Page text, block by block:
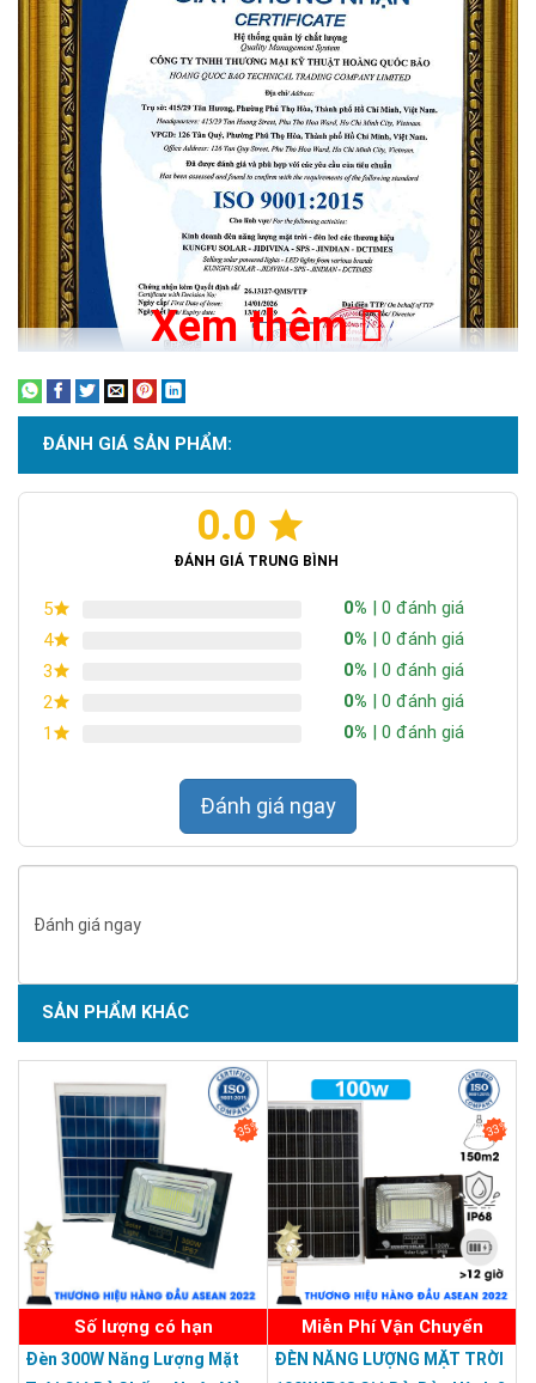
Ngoài khả năng chiếu sáng cực lớn lên đến 400m2,
đèn năng
lượng mặt trời 300Wcòn có các ưu điểm như:
Độ bền:
Sản phẩm có độ bền cao, có thể thể sử dụng liên tục
lên đến 25 năm.
Tự động:Nhờ chip cảm biến ở trong, đèn có thể tự động
năng lượng đèn và không cần phải tự bật/tắt đèn thủ công.
Chứng nhận ISO 9001:2015
SẢN PHẨM CHẤT LƯỢNG - DỊCH VỤ TIN DÙNG LẦN VII - 2020
Xem thêm
ĐÁNH GIÁ SẢN PHẨM:
0.0
ĐÁNH GIÁ TRUNG BÌNH
5 0% | 0 đánh giá
4
0% | 0 đánh giá
3
0% | 0 đánh giá
2
0% | 0 đánh giá
1
0% | 0 đánh giá
Đánh giá ngay
Đánh giá ngay
SẢN PHẨM KHÁC
35%
Số lượng có hạn
Đèn 300W Năng Lượng Mặt
33%
Miễn Phí Vận Chuyển
ĐÈN NĂNG LƯỢNG MẶT TRỜI